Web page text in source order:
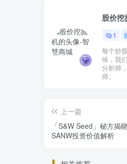
股价挖
1
每个炒
候，我
分析师
师。
上一篇
「S&W Seed」秘方揭
SANW投资价值解析